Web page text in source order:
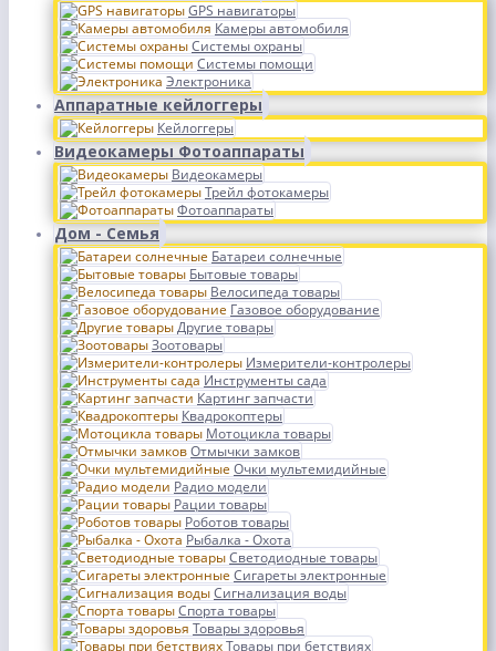
GPS навигаторы
Камеры автомобиля
Системы охраны
Системы помощи
Электроника
Аппаратные кейлоггеры
Кейлоггеры
Видеокамеры Фотоаппараты
Видеокамеры
Трейл фотокамеры
Фотоаппараты
Дом - Семья
Батареи солнечные
Бытовые товары
Велосипеда товары
Газовое оборудование
Другие товары
Зоотовары
Измерители-контролеры
Инструменты сада
Картинг запчасти
Квадрокоптеры
Мотоцикла товары
Отмычки замков
Очки мультемидийные
Радио модели
Рации товары
Роботов товары
Рыбалка - Охота
Светодиодные товары
Сигареты электронные
Сигнализация воды
Спорта товары
Товары здоровья
Товары при бетствиях